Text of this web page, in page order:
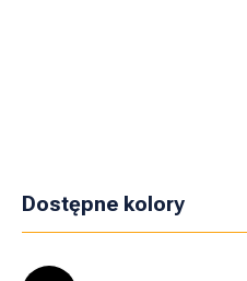
Dostępne kolory